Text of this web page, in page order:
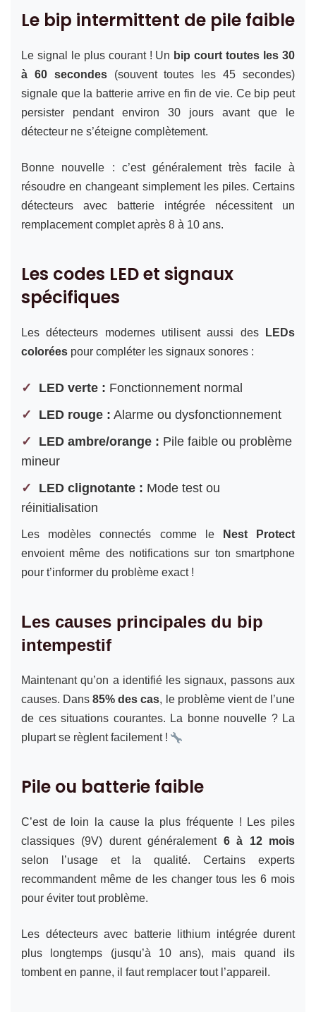
Le bip intermittent de pile faible
Le signal le plus courant ! Un bip court toutes les 30
à 60 secondes(souvent toutes les 45 secondes)
signale que la batterie arrive en fin de vie. Ce bip peut
persister pendant environ 30 jours avant que le
détecteur ne s’éteigne complètement.
Bonne nouvelle : c’est généralement très facile à
résoudre en changeant simplement les piles. Certains
détecteurs avec batterie intégrée nécessitent un
remplacement complet après 8 à 10 ans.
Les codes LED et signaux
spécifiques
Les détecteurs modernes utilisent aussi des
LEDs
colorées pour compléter les signaux sonores :
LED verte : Fonctionnement normal
LED rouge : Alarme ou dysfonctionnement
LED ambre/orange : Pile faible ou problème
mineur
LED clignotante : Mode test ou
réinitialisation
Les modèles connectés comme le
Nest Protect
envoient même des notifications sur ton smartphone
pour t’informer du problème exact !
Les causes principales du bip
intempestif
Maintenant qu’on a identifié les signaux, passons aux
causes. Dans85% des cas, le problème vient de l’une
de ces situations courantes. La bonne nouvelle ? La
plupart se règlent facilement !
Pile ou batterie faible
C’est de loin la cause la plus fréquente ! Les piles
classiques (9V) durent généralement 6 à 12 mois
selon l’usage et la qualité. Certains experts
recommandent même de les changer tous les 6 mois
pour éviter tout problème.
Les détecteurs avec batterie lithium intégrée durent
plus longtemps (jusqu’à 10 ans), mais quand ils
tombent en panne, il faut remplacer tout l’appareil.